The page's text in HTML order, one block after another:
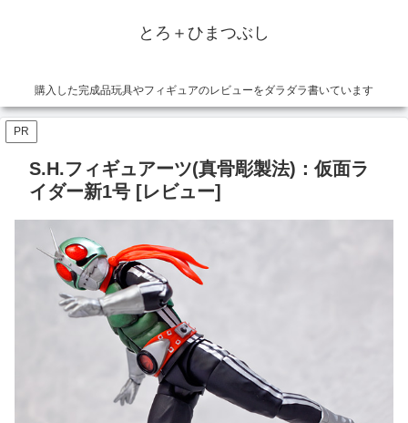
とろ＋ひまつぶし
購入した完成品玩具やフィギュアのレビューをダラダラ書いています
PR
S.H.フィギュアーツ(真骨彫製法)：仮面ラ
イダー新1号 [レビュー]